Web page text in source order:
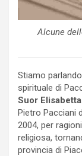
Alcune
Stiamo
spirituale di
Suor Elisabetta
Pietro Pacciani
2004, per
religiosa,
provincia di